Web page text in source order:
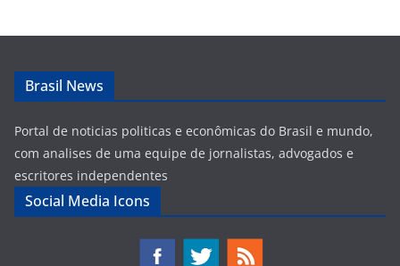
Brasil News
Portal de noticias politicas e econômicas do Brasil e mundo,
com analises de uma equipe de jornalistas, advogados e
escritores independentes
Social Media Icons